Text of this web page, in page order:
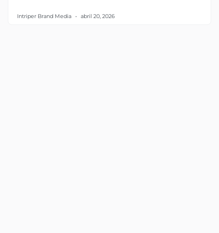
Intriper Brand Media abril 20, 2026